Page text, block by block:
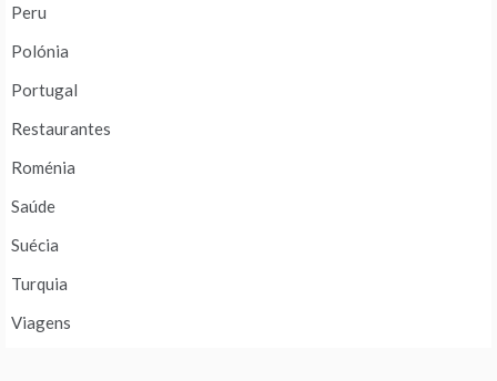
Peru
Polónia
Portugal
Restaurantes
Roménia
Saúde
Suécia
Turquia
Viagens